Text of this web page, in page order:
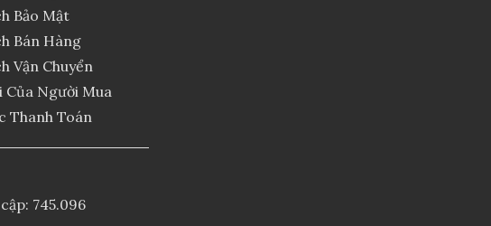
Bảo Mật
Bán Hàng
Vận Chuyển
Của Người Mua
Thanh Toán
745.096